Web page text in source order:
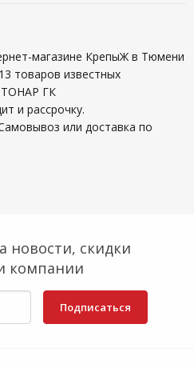
магазине КрепыЖ в Тюмени
товаров известных
ТОНАР ГК
и рассрочку.
или доставка по
новости, скидки
компании
Подписаться